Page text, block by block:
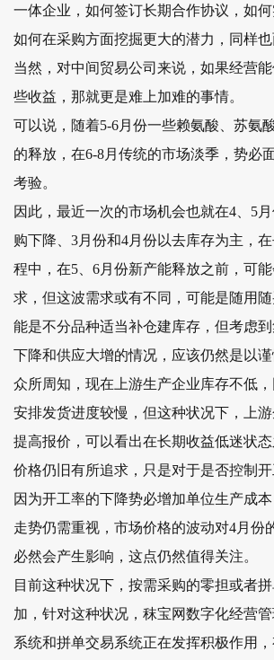
一体企业，如何签订长期合作协议，如何
如何在采购方面挖掘更大的潜力，同样也
当然，对中间贸易公司来说，如果经营
些收益，那就更是难上加难的事情。
可以说，随着5-6月份一些赖氨酸、苏氨
的释放，在6-8月传统的市场淡季，势必
考验。
因此，最近一次的市场机会也就在4、5
购下降、3月份和4月份以去库存为主，
程中，在5、6月份新产能释放之前，可
求，但这波需求或有不同，可能是随用
能是不分品种适当补仓建库存，但考虑
下降和供应大增的情况，应该仍然是以谨
众所周知，现在上游生产企业库存不低
安排发货进度较慢，但这种状况下，上
提高报价，可以看出在长期收益低迷状
价格仍旧有所追求，只是对于是否控制开
因为开工率的下降势必增加单位生产成
走势仍需重视，市场价格的波动对4月份
必然会产生影响，这点仍然值得关注。
目前这种状况下，按需采购的零担或者
加，针对这种状况，秣宝网数字化经营
系统和拼单交易系统正在发挥积极作用